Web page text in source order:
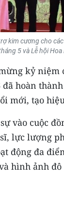
kim cương cho
5 và Lễ hội
kỷ
đã hoàn
mới, tạo
vào cuộc
lực lượng
động đa
hình ảnh